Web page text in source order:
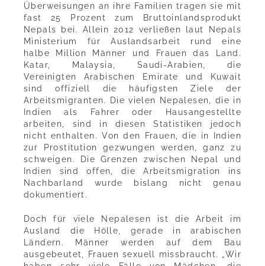
Überweisungen an ihre Familien tragen sie mit
fast 25 Prozent zum Bruttoinlandsprodukt
Nepals bei. Allein 2012 verließen laut Nepals
Ministerium für Auslandsarbeit rund eine
halbe Million Männer und Frauen das Land.
Katar, Malaysia, Saudi-Arabien, die
Vereinigten Arabischen Emirate und Kuwait
sind offiziell die häufigsten Ziele der
Arbeitsmigranten. Die vielen Nepalesen, die in
Indien als Fahrer oder Hausangestellte
arbeiten, sind in diesen Statistiken jedoch
nicht enthalten. Von den Frauen, die in Indien
zur Prostitution gezwungen werden, ganz zu
schweigen. Die Grenzen zwischen Nepal und
Indien sind offen, die Arbeitsmigration ins
Nachbarland wurde bislang nicht genau
dokumentiert.
Doch für viele Nepalesen ist die Arbeit im
Ausland die Hölle, gerade in arabischen
Ländern. Männer werden auf dem Bau
ausgebeutet, Frauen sexuell missbraucht. „Wir